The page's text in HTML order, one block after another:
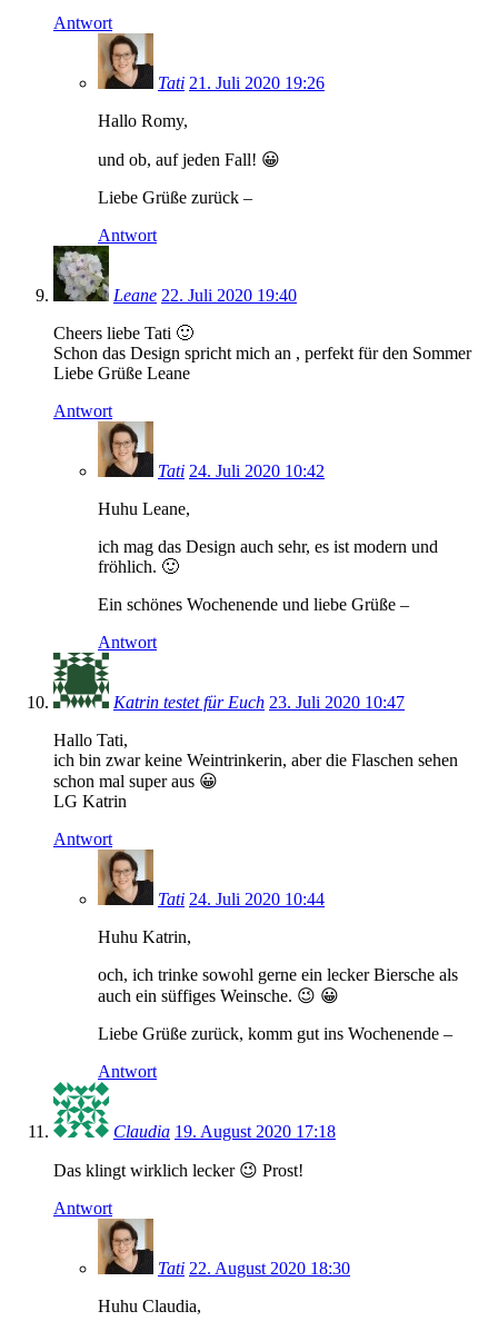
Antwort
Tati 21. Juli 2020 19:26
Hallo Romy,
und ob, auf jeden Fall! 😀
Liebe Grüße zurück –
Antwort
Leane 22. Juli 2020 19:40
Cheers liebe Tati 🙂
Schon das Design spricht mich an , perfekt für den Sommer
Liebe Grüße Leane
Antwort
Tati 24. Juli 2020 10:42
Huhu Leane,
ich mag das Design auch sehr, es ist modern und
fröhlich. 🙂
Ein schönes Wochenende und liebe Grüße –
Antwort
Katrin testet für Euch 23. Juli 2020 10:47
Hallo Tati,
ich bin zwar keine Weintrinkerin, aber die Flaschen sehen
schon mal super aus 😀
LG Katrin
Antwort
Tati 24. Juli 2020 10:44
Huhu Katrin,
och, ich trinke sowohl gerne ein lecker Biersche als
auch ein süffiges Weinsche. 😉 😀
Liebe Grüße zurück, komm gut ins Wochenende –
Antwort
Claudia 19. August 2020 17:18
Das klingt wirklich lecker 😉 Prost!
Antwort
Tati 22. August 2020 18:30
Huhu Claudia,